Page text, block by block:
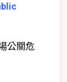
公關危